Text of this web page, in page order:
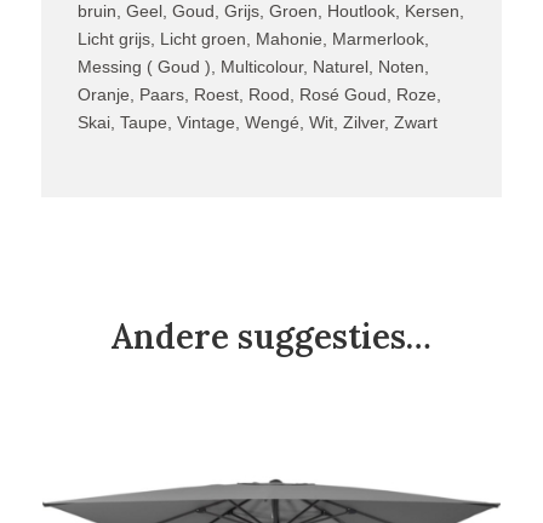
bruin, Geel, Goud, Grijs, Groen, Houtlook, Kersen,
Licht grijs, Licht groen, Mahonie, Marmerlook,
Messing ( Goud ), Multicolour, Naturel, Noten,
Oranje, Paars, Roest, Rood, Rosé Goud, Roze,
Skai, Taupe, Vintage, Wengé, Wit, Zilver, Zwart
Andere suggesties…